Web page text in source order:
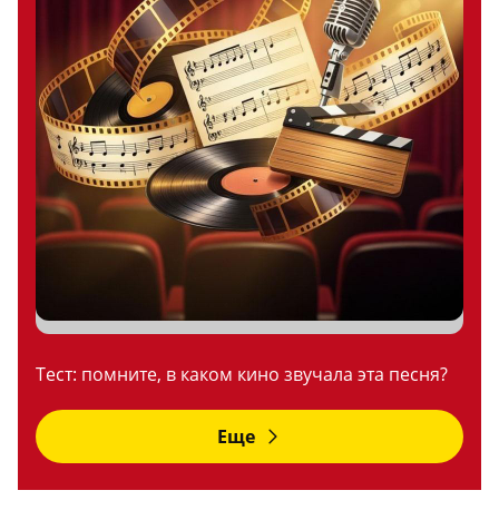
Тест: помните, в каком кино звучала эта песня?
Еще